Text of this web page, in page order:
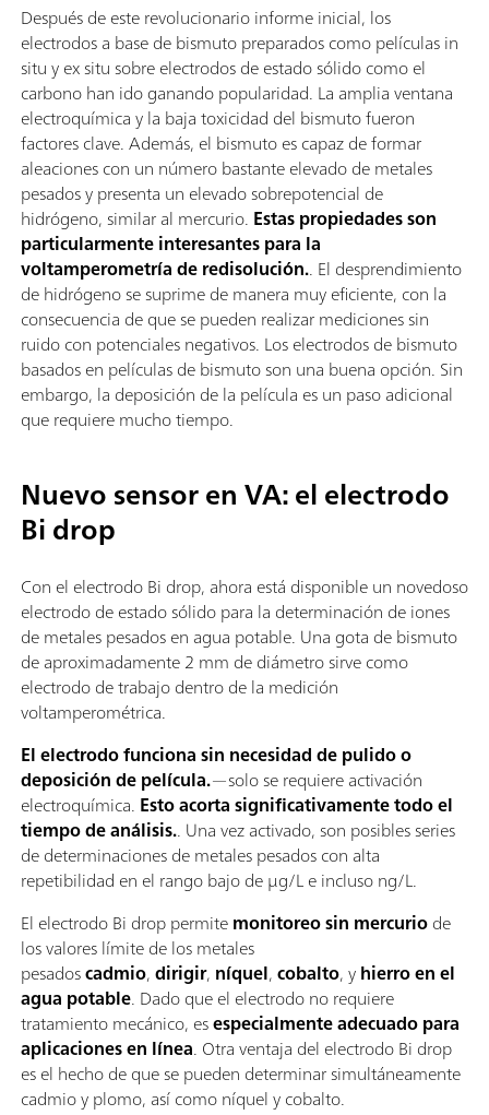
Después de este revolucionario informe inicial, los
electrodos a base de bismuto preparados como películas in
situ y ex situ sobre electrodos de estado sólido como el
carbono han ido ganando popularidad. La amplia ventana
electroquímica y la baja toxicidad del bismuto fueron
factores clave. Además, el bismuto es capaz de formar
aleaciones con un número bastante elevado de metales
pesados y presenta un elevado sobrepotencial de
hidrógeno, similar al mercurio. Estas propiedades son
particularmente interesantes para la
voltamperometría de redisolución.. El desprendimiento
de hidrógeno se suprime de manera muy eficiente, con la
consecuencia de que se pueden realizar mediciones sin
ruido con potenciales negativos. Los electrodos de bismuto
basados en películas de bismuto son una buena opción. Sin
embargo, la deposición de la película es un paso adicional
que requiere mucho tiempo.
Nuevo sensor en VA: el electrodo
Bi drop
Con el electrodo Bi drop, ahora está disponible un novedoso
electrodo de estado sólido para la determinación de iones
de metales pesados en agua potable. Una gota de bismuto
de aproximadamente 2 mm de diámetro sirve como
electrodo de trabajo dentro de la medición
voltamperométrica.
El electrodo funciona sin necesidad de pulido o
deposición de película.—solo se requiere activación
electroquímica. Esto acorta significativamente todo el
tiempo de análisis.. Una vez activado, son posibles series
de determinaciones de metales pesados con alta
repetibilidad en el rango bajo de μg/L e incluso ng/L.
El electrodo Bi drop permitemonitoreo sin mercuriode
los valores límite de los metales
pesadoscadmio,dirigir, níquel,cobalto, yhierro en el
agua potable. Dado que el electrodo no requiere
tratamiento mecánico, esespecialmente adecuado para
aplicaciones en línea. Otra ventaja del electrodo Bi drop
es el hecho de que se pueden determinar simultáneamente
cadmio y plomo, así como níquel y cobalto.